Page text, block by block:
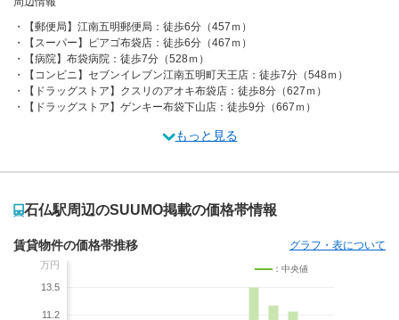
【郵便局】江南五明郵便局：徒歩6分（457ｍ）
【スーパー】ピアゴ布袋店：徒歩6分（467ｍ）
【病院】布袋病院：徒歩7分（528ｍ）
【コンビニ】セブンイレブン江南五明町天王店：徒歩7分（548ｍ）
【ドラッグストア】クスリのアオキ布袋店：徒歩8分（627ｍ）
【ドラッグストア】ゲンキー布袋下山店：徒歩9分（667ｍ）
もっと見る
石仏駅周辺のSUUMO掲載の価格帯情報
賃貸物件の価格帯推移 グラフ・表について
万円
13.5
11.2
：中央値